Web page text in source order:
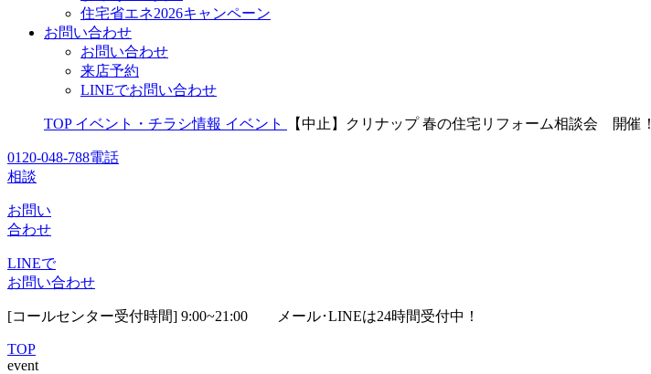
住宅省エネ2026キャンペーン
お問い合わせ
お問い合わせ
来店予約
LINEでお問い合わせ
TOP イベント・チラシ情報 イベント 【中止】クリナップ 春の住宅リフォーム相談会 開催！
0120-048-788電話
相談
お問い
合わせ
LINEで
お問い合わせ
[コールセンター受付時間] 9:00~21:00 メール･LINEは24時間受付中！
TOP
event